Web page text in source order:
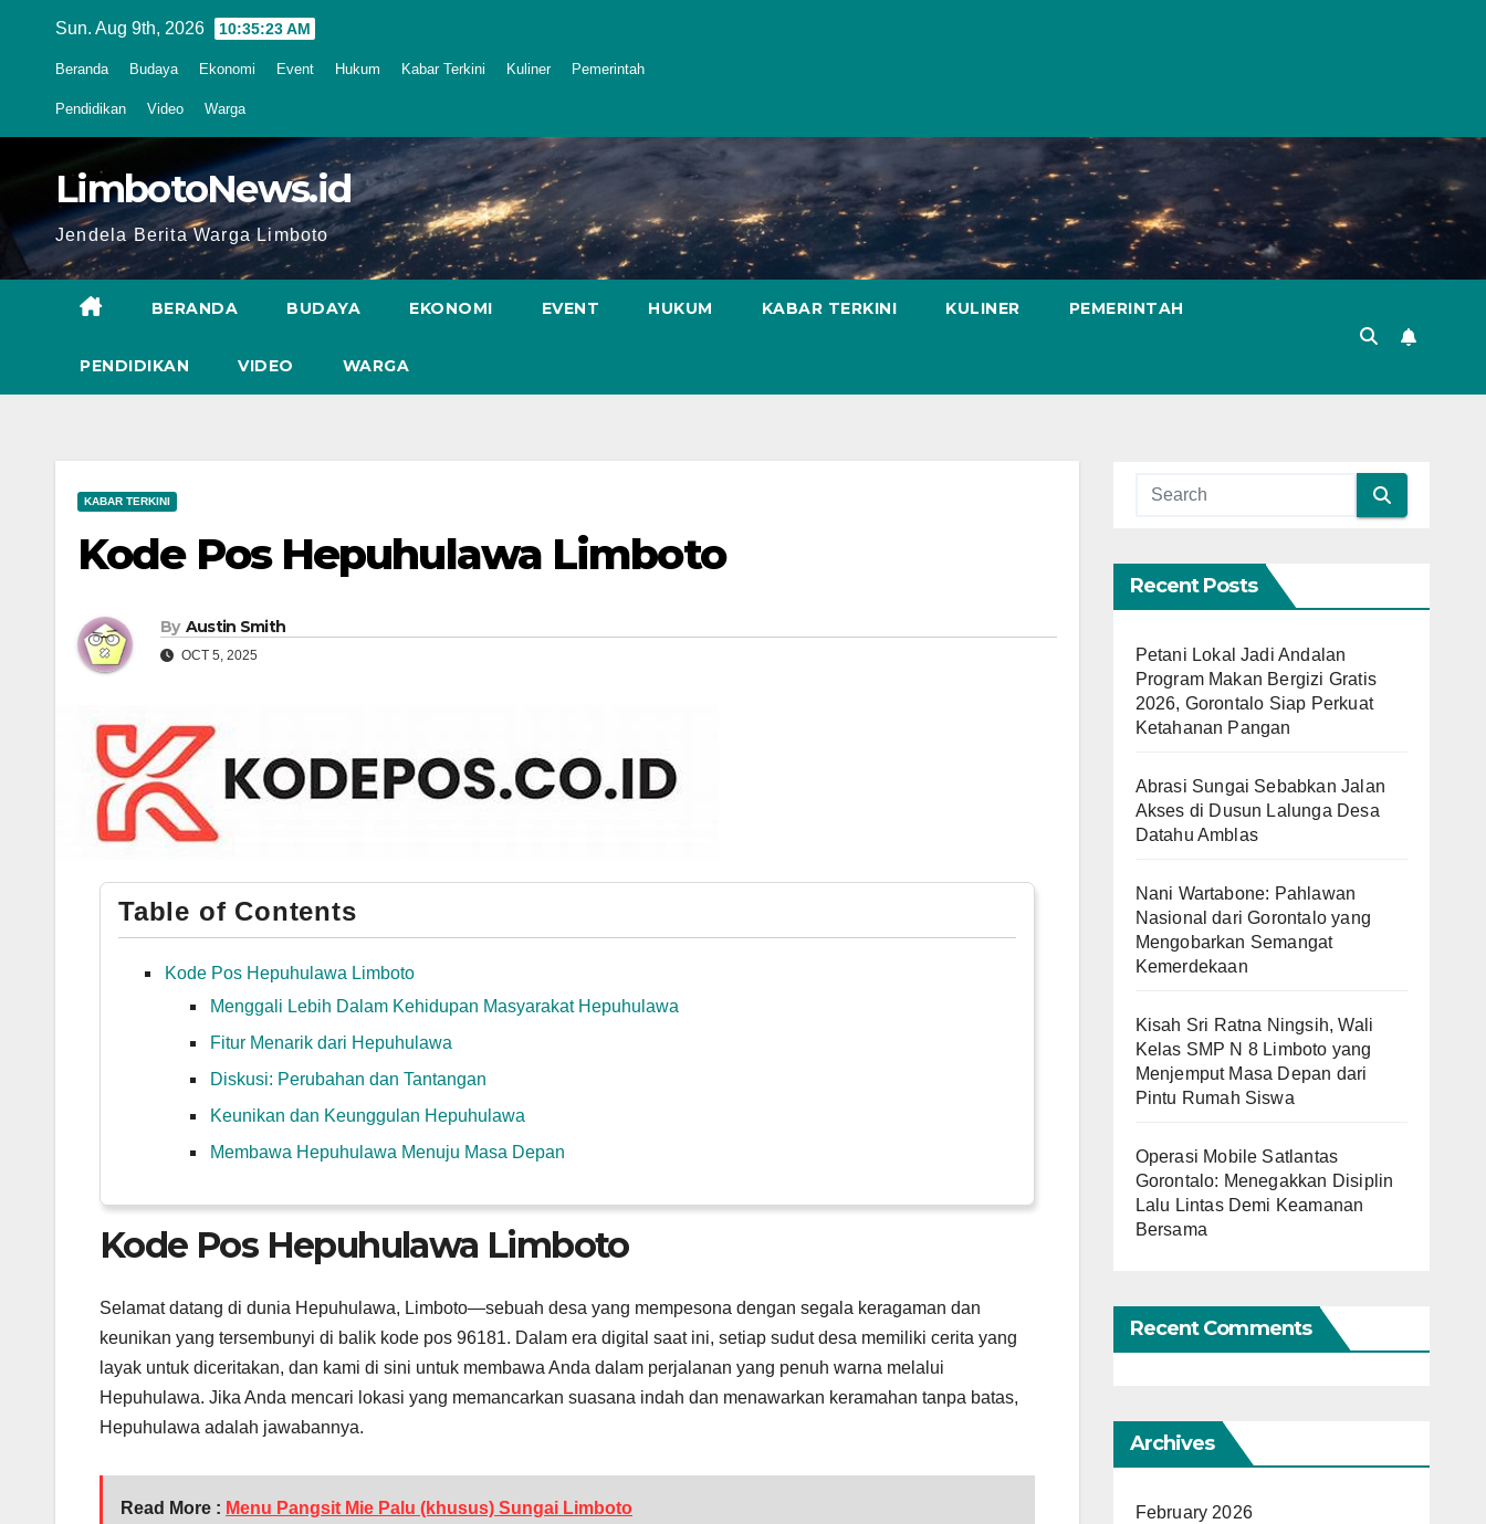
Sun. Aug 9th, 2026 10:35:24 AM
Beranda Budaya Ekonomi Event Hukum Kabar Terkini Kuliner Pemerintah
Pendidikan Video Warga
LimbotoNews.id
Jendela Berita Warga Limboto
BERANDA BUDAYA EKONOMI EVENT HUKUM KABAR TERKINI KULINER PEMERINTAH
PENDIDIKAN VIDEO WARGA
KABAR TERKINI
Kode Pos Hepuhulawa Limboto
By Austin Smith
OCT 5, 2025
Table of Contents
Kode Pos Hepuhulawa Limboto
Menggali Lebih Dalam Kehidupan Masyarakat Hepuhulawa
Fitur Menarik dari Hepuhulawa
Diskusi: Perubahan dan Tantangan
Keunikan dan Keunggulan Hepuhulawa
Membawa Hepuhulawa Menuju Masa Depan
Kode Pos Hepuhulawa Limboto
Selamat datang di dunia Hepuhulawa, Limboto—sebuah desa yang mempesona dengan segala keragaman dan
keunikan yang tersembunyi di balik kode pos 96181. Dalam era digital saat ini, setiap sudut desa memiliki cerita yang
layak untuk diceritakan, dan kami di sini untuk membawa Anda dalam perjalanan yang penuh warna melalui
Hepuhulawa. Jika Anda mencari lokasi yang memancarkan suasana indah dan menawarkan keramahan tanpa batas,
Hepuhulawa adalah jawabannya.
Read More : Menu Pangsit Mie Palu (khusus) Sungai Limboto
Recent Posts
Petani Lokal Jadi Andalan
Program Makan Bergizi Gratis
2026, Gorontalo Siap Perkuat
Ketahanan Pangan
Abrasi Sungai Sebabkan Jalan
Akses di Dusun Lalunga Desa
Datahu Amblas
Nani Wartabone: Pahlawan
Nasional dari Gorontalo yang
Mengobarkan Semangat
Kemerdekaan
Kisah Sri Ratna Ningsih, Wali
Kelas SMP N 8 Limboto yang
Menjemput Masa Depan dari
Pintu Rumah Siswa
Operasi Mobile Satlantas
Gorontalo: Menegakkan Disiplin
Lalu Lintas Demi Keamanan
Bersama
Recent Comments
Archives
February 2026